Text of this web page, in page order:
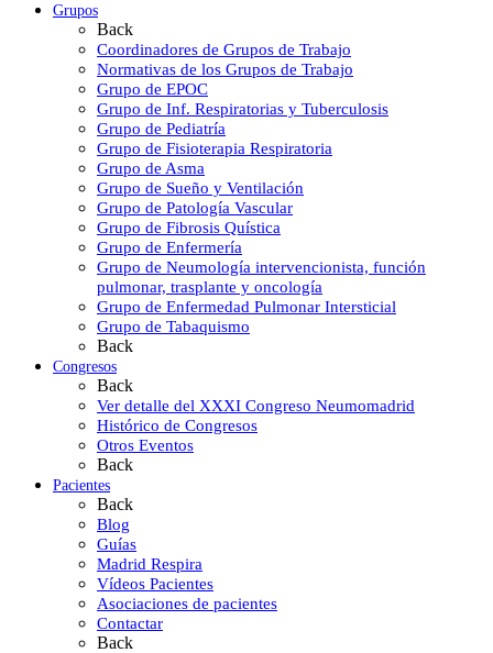
Grupos
Back
Coordinadores de Grupos de Trabajo
Normativas de los Grupos de Trabajo
Grupo de EPOC
Grupo de Inf. Respiratorias y Tuberculosis
Grupo de Pediatría
Grupo de Fisioterapia Respiratoria
Grupo de Asma
Grupo de Sueño y Ventilación
Grupo de Patología Vascular
Grupo de Fibrosis Quística
Grupo de Enfermería
Grupo de Neumología intervencionista, función
pulmonar, trasplante y oncología
Grupo de Enfermedad Pulmonar Intersticial
Grupo de Tabaquismo
Back
Congresos
Back
Ver detalle del XXXI Congreso Neumomadrid
Histórico de Congresos
Otros Eventos
Back
Pacientes
Back
Blog
Guías
Madrid Respira
Vídeos Pacientes
Asociaciones de pacientes
Contactar
Back